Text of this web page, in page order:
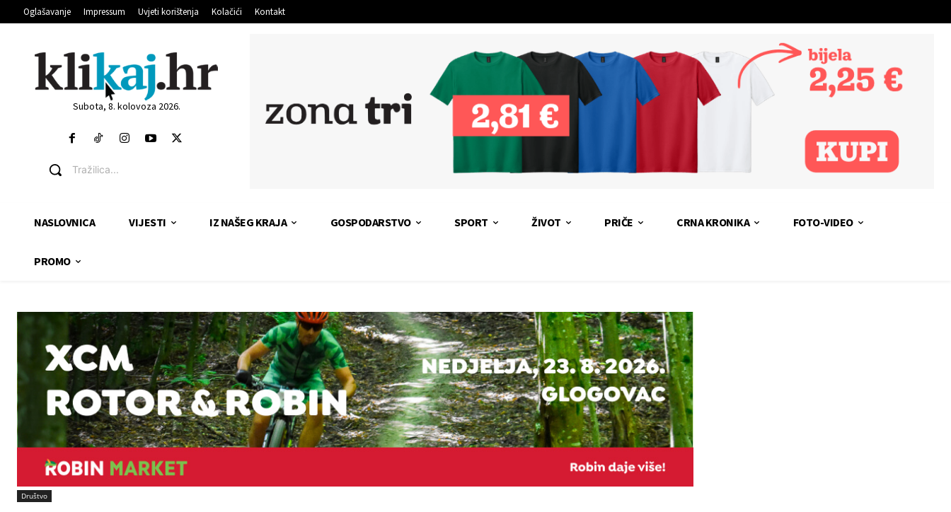
Oglašavanje Impressum Uvjeti korištenja Kolačići Kontakt
Subota, 8. kolovoza 2026.
Tražilica...
NASLOVNICA VIJESTI IZ NAŠEG KRAJA GOSPODARSTVO SPORT ŽIVOT PRIČE CRNA KRONIKA FOTO-VIDEO
PROMO
Društvo